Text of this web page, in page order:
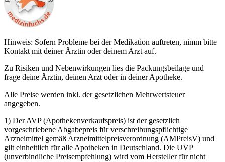
Hinweis: Sofern Probleme bei der Medikation auftreten, nimm bitte
Kontakt mit deiner Ärztin oder deinem Arzt auf.
Zu Risiken und Nebenwirkungen lies die Packungsbeilage und
frage deine Ärztin, deinen Arzt oder in deiner Apotheke.
Alle Preise werden inkl. der gesetzlichen Mehrwertsteuer
angegeben.
1) Der AVP (Apothekenverkaufspreis) ist der gesetzlich
vorgeschriebene Abgabepreis für verschreibungspflichtige
Arzneimittel gemäß Arzneimittelpreisverordnung (AMPreisV) und
gilt einheitlich für alle Apotheken in Deutschland. Die UVP
(unverbindliche Preisempfehlung) wird vom Hersteller für nicht